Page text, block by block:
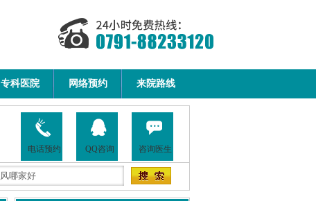
专科医院 网络预约 来院路线
电话预约 QQ咨询 咨询医生